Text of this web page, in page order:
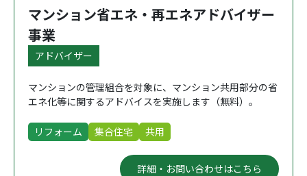
マンション省エネ・再エネアドバイザー
事業
アドバイザー
マンションの管理組合を対象に、マンション共用部分の省
エネ化等に関するアドバイスを実施します（無料）。
リフォーム 集合住宅 共用
詳細・お問い合わせはこちら